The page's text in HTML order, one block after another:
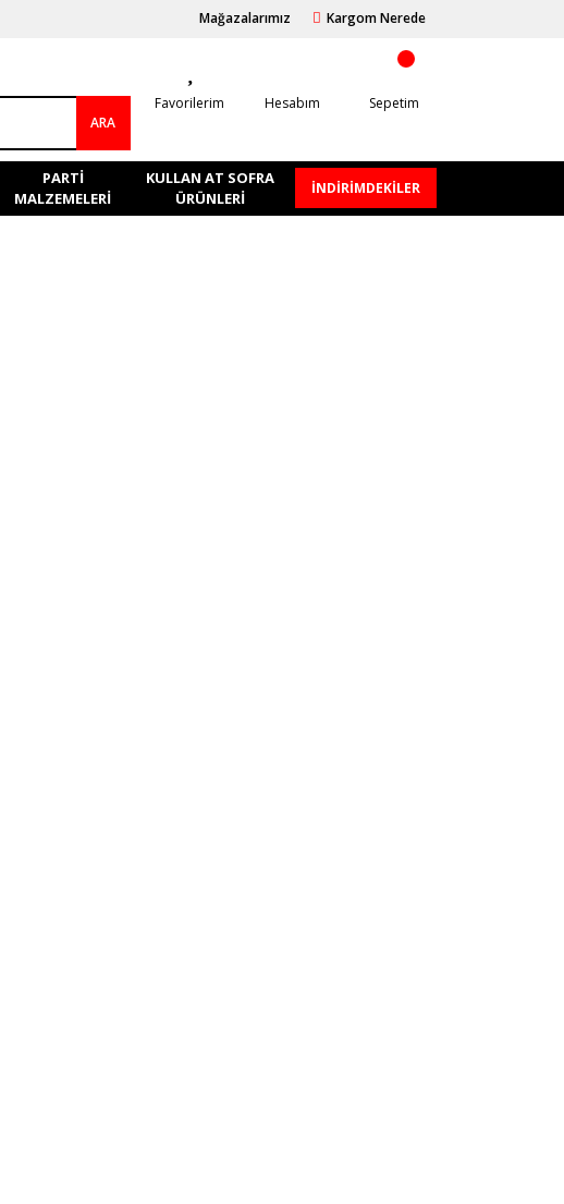
Mağazalarımız Kargom Nerede
ARA
Favorilerim Hesabım Sepetim
PARTI
MALZEMELERI
KULLAN AT SOFRA
ÜRÜNLERI
İNDİRİMDEKİLER